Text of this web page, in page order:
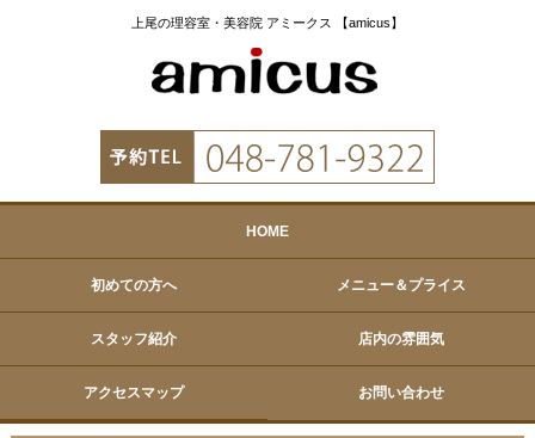
上尾の理容室・美容院 アミークス 【amicus】
HOME
初めての方へ メニュー＆プライス
スタッフ紹介 店内の雰囲気
アクセスマップ お問い合わせ